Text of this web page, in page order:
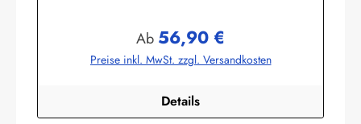
g/m²) Herstellerinformationen:AS Bekleidungswerk
GmbHHeglitzer Str. 1226409 Wittmundinfo@modas-
bekleidung.de
Regulärer Preis:
Ab 56,90 €
Preise inkl. MwSt. zzgl. Versandkosten
Details